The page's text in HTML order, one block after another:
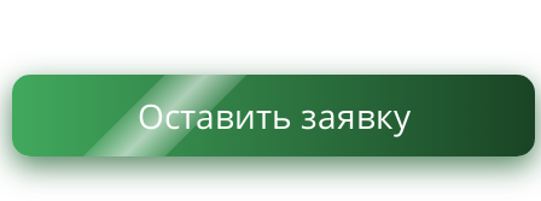
Оставить заявку